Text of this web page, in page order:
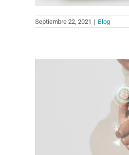
Septiembre 22, 2021 | Blog